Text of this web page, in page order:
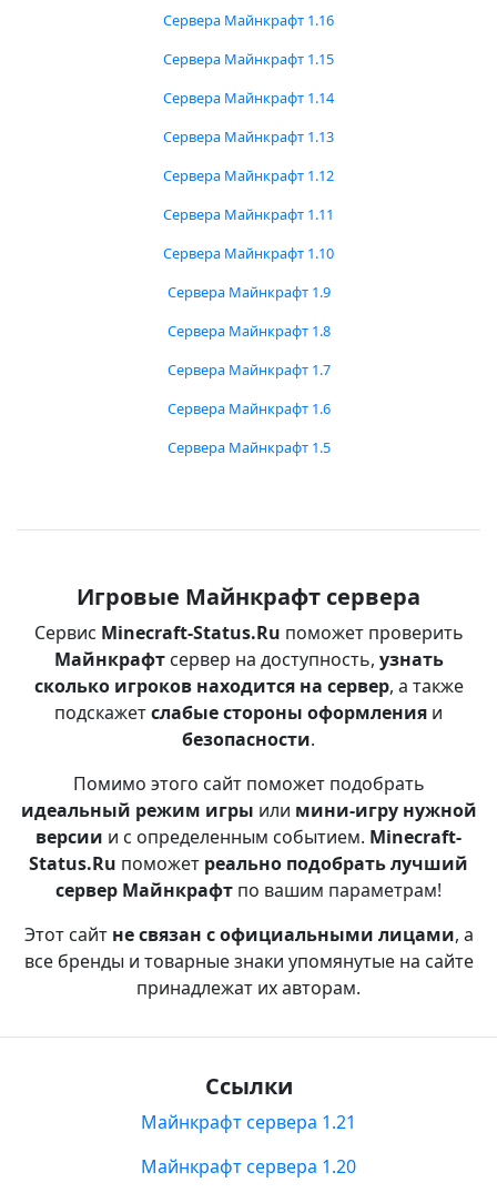
Сервера Майнкрафт 1.16
Сервера Майнкрафт 1.15
Сервера Майнкрафт 1.14
Сервера Майнкрафт 1.13
Сервера Майнкрафт 1.12
Сервера Майнкрафт 1.11
Сервера Майнкрафт 1.10
Сервера Майнкрафт 1.9
Сервера Майнкрафт 1.8
Сервера Майнкрафт 1.7
Сервера Майнкрафт 1.6
Сервера Майнкрафт 1.5
Игровые Майнкрафт сервера
Сервис Minecraft-Status.Ru поможет проверить
Майнкрафтсервер на доступность, узнать
сколько игроков находится на сервер, а также
подскажетслабые стороны оформления и
безопасности.
Помимо этого сайт поможет подобрать
идеальный режим игры или мини-игру нужной
версии и с определенным событием. Minecraft-
Status.Ru поможет реально подобрать лучший
сервер Майнкрафт по вашим параметрам!
Этот сайт не связан с официальными лицами, а
все бренды и товарные знаки упомянутые на сайте
принадлежат их авторам.
Ссылки
Майнкрафт сервера 1.21
Майнкрафт сервера 1.20